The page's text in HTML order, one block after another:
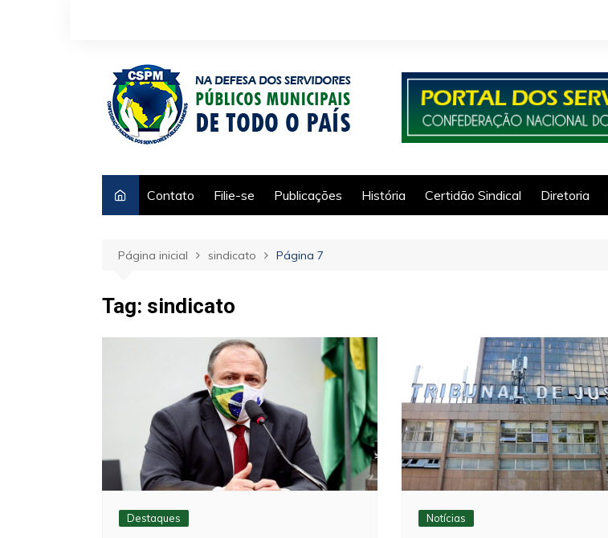
Contato Filie-se Publicações História Certidão Sindical Diretoria
Página inicial sindicato Página 7
Tag: sindicato
Destaques Notícias